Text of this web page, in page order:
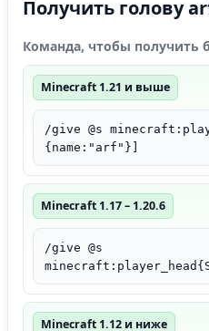
Получить голову
Команда, чтобы получить
Minecraft 1.21 и выше
/give @s
{name:"arf"}]
Minecraft 1.17 – 1.20.6
/give @s
Minecraft 1.12 и ниже